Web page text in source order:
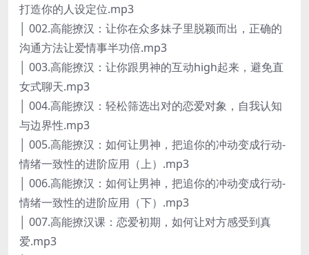
打造你的人设定位.mp3
│ 002.高能撩汉：让你在众多妹子里脱颖而出，正确的
沟通方法让爱情事半功倍.mp3
│ 003.高能撩汉：让你跟男神的互动high起来，避免直
女式聊天.mp3
│ 004.高能撩汉：轻松筛选出对的恋爱对象，自我认知
与边界性.mp3
│ 005.高能撩汉：如何让男神，把追你的冲动变成行动-
情绪一致性的进阶应用（上）.mp3
│ 006.高能撩汉：如何让男神，把追你的冲动变成行动-
情绪一致性的进阶应用（下）.mp3
│ 007.高能撩汉课：恋爱初期，如何让对方感受到真
爱.mp3